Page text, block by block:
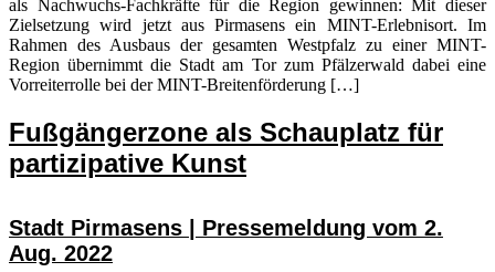
als Nachwuchs-Fachkräfte für die Region gewinnen: Mit dieser
Zielsetzung wird jetzt aus Pirmasens ein MINT-Erlebnisort. Im
Rahmen des Ausbaus der gesamten Westpfalz zu einer MINT-
Region übernimmt die Stadt am Tor zum Pfälzerwald dabei eine
Vorreiterrolle bei der MINT-Breitenförderung […]
Fußgängerzone als Schauplatz für
partizipative Kunst
Stadt Pirmasens | Pressemeldung vom 2.
Aug. 2022